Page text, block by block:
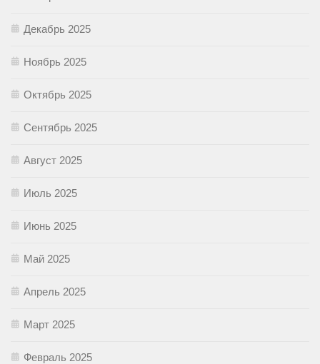
Декабрь 2025
Ноябрь 2025
Октябрь 2025
Сентябрь 2025
Август 2025
Июль 2025
Июнь 2025
Май 2025
Апрель 2025
Март 2025
Февраль 2025